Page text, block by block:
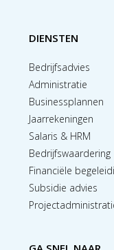
DIENSTEN
Bedrijfsadvies
Administratie
Businessplannen
Jaarrekeningen
Salaris & HRM
Bedrijfswaardering
Financiële
Subsidie advies